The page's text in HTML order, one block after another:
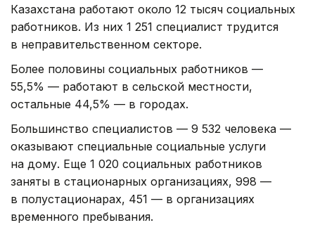
Казахстана работают около 12 тысяч социальных
работников. Из них 1 251 специалист трудится
в неправительственном секторе.
Более половины социальных работников —
55,5% — работают в сельской местности,
остальные 44,5% — в городах.
Большинство специалистов — 9 532 человека —
оказывают специальные социальные услуги
на дому. Еще 1 020 социальных работников
заняты в стационарных организациях, 998 —
в полустационарах, 451 — в организациях
временного пребывания.